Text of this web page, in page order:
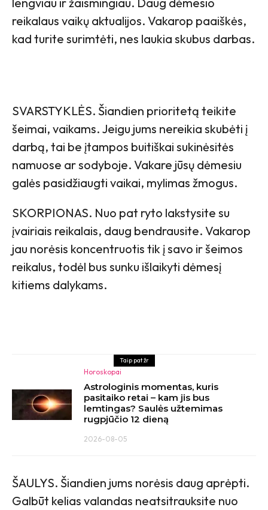
reikalaus vaikų aktualijos. Vakarop paaiškės,
kad turite surimtėti, nes laukia skubus darbas.
SVARSTYKLĖS. Šiandien prioritetą teikite
šeimai, vaikams. Jeigu jums nereikia skubėti į
darbą, tai be įtampos buitiškai sukinėsitės
namuose ar sodyboje. Vakare jūsų dėmesiu
galės pasidžiaugti vaikai, mylimas žmogus.
SKORPIONAS. Nuo pat ryto lakstysite su
įvairiais reikalais, daug bendrausite. Vakarop
jau norėsis koncentruotis tik į savo ir šeimos
reikalus, todėl bus sunku išlaikyti dėmesį
kitiems dalykams.
Taip pat žr
Horoskopai
Astrologinis momentas, kuris
pasitaiko retai – kam jis bus
lemtingas? Saulės užtemimas
rugpjūčio 12 dieną
2026-08-05
ŠAULYS. Šiandien jums norėsis daug aprėpti.
Galbūt kelias valandas neatsitrauksite nuo